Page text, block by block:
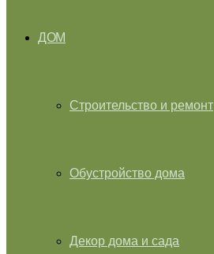
ДОМ
Строительство и ремонт
Обустройство дома
Декор дома и сада